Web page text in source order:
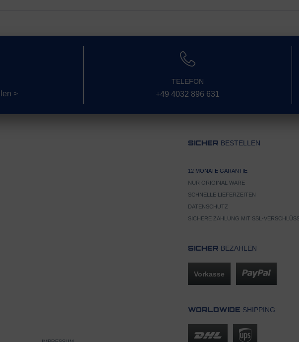
>
TELEFON
+49 4032 896 631
SICHER BESTELLEN
12 MONATE GARANTIE
NUR ORIGINAL WARE
SCHNELLE LIEFERZEITEN
DATENSCHUTZ
SICHERE ZAHLUNG MIT SSL-
SICHER BEZAHLEN
Vorkasse
WORLDWIDE SHIPPING